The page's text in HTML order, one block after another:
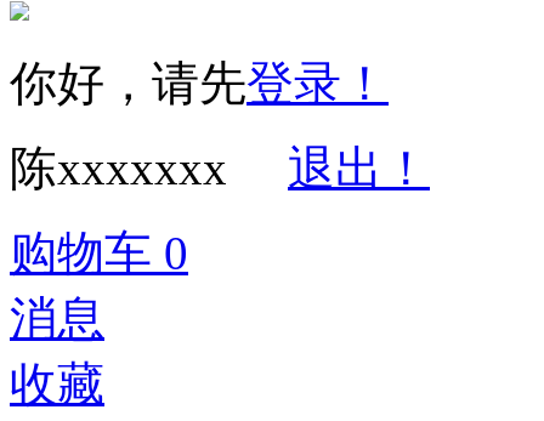
你好，请先登录！
陈xxxxxxx
退出！
购物车 0
消息
收藏